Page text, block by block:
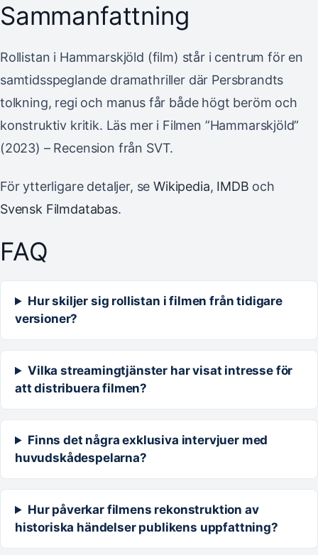
Sammanfattning
Rollistan i Hammarskjöld (film) står i centrum för en
samtidsspeglande dramathriller där Persbrandts
tolkning, regi och manus får både högt beröm och
konstruktiv kritik. Läs mer i Filmen ”Hammarskjöld”
(2023) – Recension från SVT.
För ytterligare detaljer, seWikipedia, IMDB och
Svensk Filmdatabas.
FAQ
Hur skiljer sig rollistan i filmen från tidigare
versioner?
Vilka streamingtjänster har visat intresse för
att distribuera filmen?
Finns det några exklusiva intervjuer med
huvudskådespelarna?
Hur påverkar filmens rekonstruktion av
historiska händelser publikens uppfattning?